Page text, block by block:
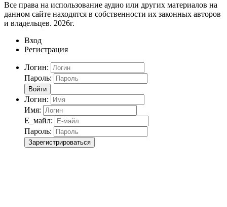
Все права на использование аудио или других материалов на
данном сайте находятся в собственности их законных авторов
и владельцев. 2026г.
Вход
Регистрация
Логин:
Пароль:
Войти
Логин:
Имя:
Е_майл:
Пароль:
Зарегистрироваться